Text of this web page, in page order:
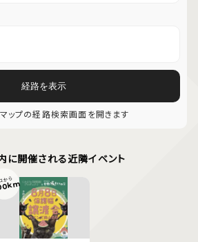
経路を表示
プの経路検索画面を開きます
に開催される近隣イベント
から